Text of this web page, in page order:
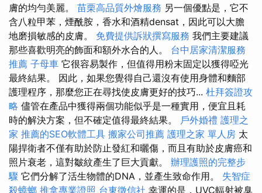
膚的均勻美麗。 苗栗高品質外燴服務 另一個優點是，它不
含八粒甲苯，煙酰胺，香水和酒精densat，因此可以大膽
地磨損敏感的皮膚。 免費提供訴狀撰寫服務 我們主要建議
那些喜歡明亮的飾面和額外水合的人。 台中居家清潔服務
推薦 子母車 它很容易製作，但值得用粉末固定以獲得啞光
最終結果。 因此，如果您覺得自己還沒有使用身體和麵部
護理程序，那麼您正在尋找使皮膚更好的技巧... 杜拜簽證攻
略 儘管在產品中獲得兩個功能似乎是一種實用，便宜且耗
時的解決方案，但不確定值得最終結果。 戶外婚禮 護理之
家 推薦的SEO軟體工具 搬家公司推薦 護理之家 單人房 太
陽捍衛者不僅有助於防止發紅和曬傷，而且有助於皮膚癌和
照片衰老，這對皺紋產生了巨大貢獻。 辦理護照的完整步
驟 它們分解了活生物體的DNA，並產生致命作用。 失智症
殺蟑螂 推拿專業證照 台東徵信社 幸運的是，UVC輻射被臭